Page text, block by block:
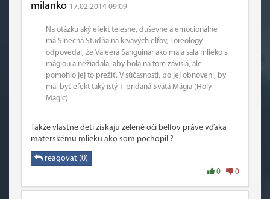
milanko 17.02.2014 09:09
Na otázku aký efekt telesne, duševne a emocionálne
má Slnečná Studňa na krvavých elfov, Loreology
odpovedal, že Valeera Sanguinar ako malá sala mlieko s
mágiou a nežiadala, aby bola na tom závislá, ale
pomohlo jej to prežiť. V súčasnosti, po jej obnovení, by
mal byť efekt taký istý + pridaná Svätá Mágia (Holy
Magic).
Takže vlastne deti ziskaju zelené oči belfov práve vďaka
materskému mlieku ako som pochopil ?
reagovat (0)
0 0